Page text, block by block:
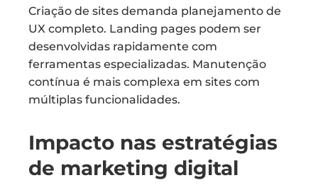
Criação de sites demanda planejamento de
UX completo. Landing pages podem ser
desenvolvidas rapidamente com
ferramentas especializadas. Manutenção
contínua é mais complexa em sites com
múltiplas funcionalidades.
Impacto nas estratégias
de marketing digital